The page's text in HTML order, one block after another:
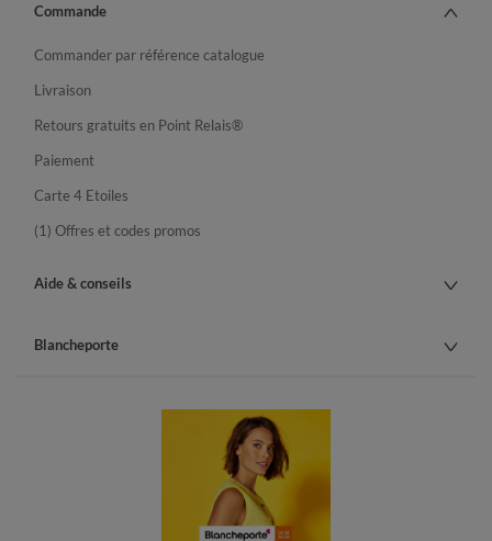
Commande
Commander par référence catalogue
Livraison
Retours gratuits en Point Relais®
Paiement
Carte 4 Etoiles
(1) Offres et codes promos
Aide & conseils
Blancheporte